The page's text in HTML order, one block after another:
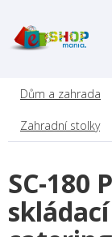
obsah
Dům a zahrada
Zahradní stolky
SC-180